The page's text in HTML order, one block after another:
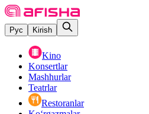
Рус Kirish
Kino
Konsertlar
Mashhurlar
Teatrlar
Restoranlar